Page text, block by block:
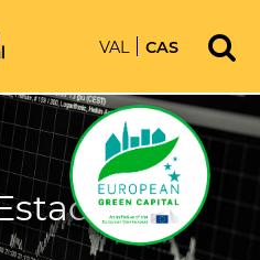
VAL CAS